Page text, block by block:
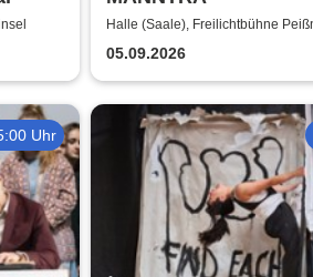
Halle (Saale), Freilichtbühne
05.09.2026
Uhr